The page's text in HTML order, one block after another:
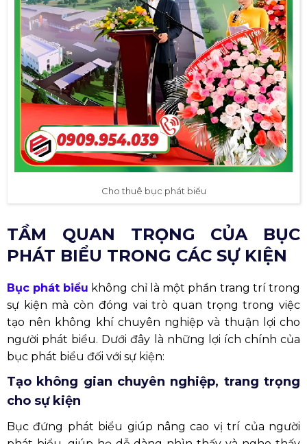
Cho thuê bục phát biểu
TẦM QUAN TRỌNG CỦA BỤC
PHÁT BIỂU TRONG CÁC SỰ KIỆN
Bục phát biểu không chỉ là một phần trang trí trong
sự kiện mà còn đóng vai trò quan trọng trong việc
tạo nên không khí chuyên nghiệp và thuận lợi cho
người phát biểu. Dưới đây là những lợi ích chính của
bục phát biểu đối với sự kiện:
Tạo không gian chuyên nghiệp, trang trọng
cho sự kiện
Bục đứng phát biểu giúp nâng cao vị trí của người